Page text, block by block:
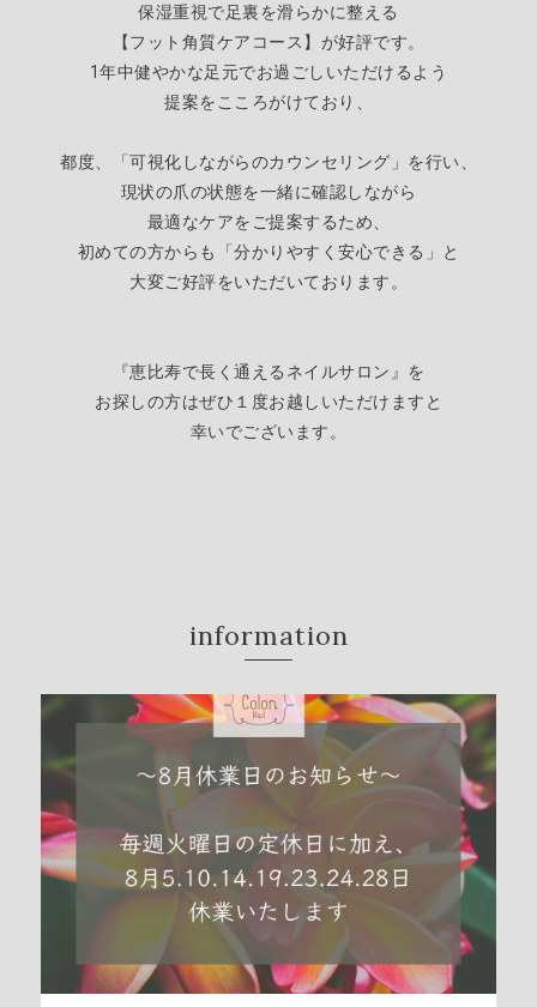
保湿重視で足裏を滑らかに整える
【フット角質ケアコース】が好評です。
1年中健やかな足元でお過ごしいただけるよう
提案をこころがけており、
都度、「可視化しながらのカウンセリング」を行い、
現状の爪の状態を一緒に確認しながら
最適なケアをご提案するため
初めての方からも「分かりやすく安心できる」
と
大変ご好評をいただいております。
『恵比寿で長く通えるネイルサロン』を
お探しの方はぜひ１度お越しいただけますと
幸いでございます。
information